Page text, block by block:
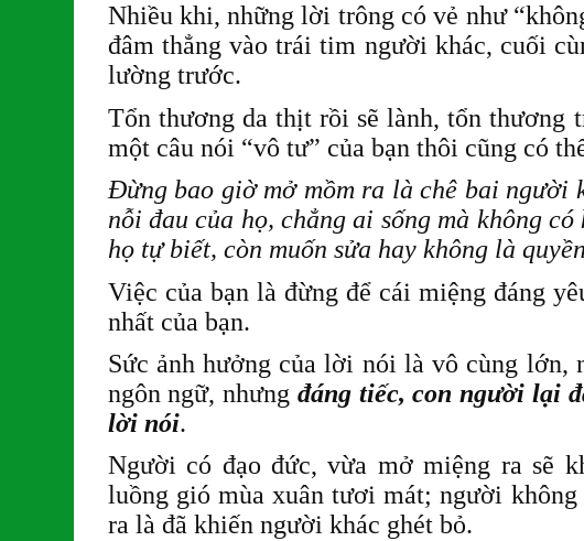
Nhiều khi, những lời trông có vẻ như
đâm thẳng vào trái tim người khác, cuối
lường trước.
Tổn thương da thịt rồi sẽ lành, tổn
một câu nói “vô tư” của bạn thôi cũng có
Đừng bao giờ mở mồm ra là chê bai người
nỗi đau của họ, chẳng ai sống mà không
họ tự biết, còn muốn sửa hay không là
Việc của bạn là đừng để cái miệng đáng
nhất của bạn.
Sức ảnh hưởng của lời nói là vô cùng lớn,
ngôn ngữ, nhưng đáng tiếc, con người lại
lời nói.
Người có đạo đức, vừa mở miệng ra sẽ
luồng gió mùa xuân tươi mát; người
ra là đã khiến người khác ghét bỏ.